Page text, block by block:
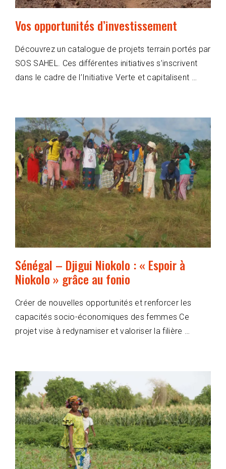
Vos opportunités d’investissement
Découvrez un catalogue de projets terrain portés par
SOS SAHEL. Ces différentes initiatives s’inscrivent
dans le cadre de l’Initiative Verte et capitalisent …
Sénégal – Djigui Niokolo : « Espoir à
Niokolo » grâce au fonio
Créer de nouvelles opportunités et renforcer les
capacités socio-économiques des femmes Ce
projet vise à redynamiser et valoriser la filière …